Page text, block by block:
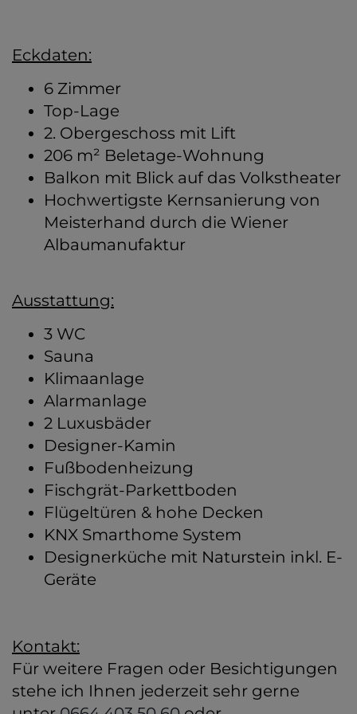
Eckdaten:
6 Zimmer
Top-Lage
2. Obergeschoss mit Lift
206 m² Beletage-Wohnung
Balkon mit Blick auf das Volkstheater
Hochwertigste Kernsanierung von
Meisterhand durch die Wiener
Albaumanufaktur
Ausstattung:
3 WC
Sauna
Klimaanlage
Alarmanlage
2 Luxusbäder
Designer-Kamin
Fußbodenheizung
Fischgrät-Parkettboden
Flügeltüren & hohe Decken
KNX Smarthome System
Designerküche mit Naturstein inkl. E-
Geräte
Kontakt:
Für weitere Fragen oder Besichtigungen
stehe ich Ihnen jederzeit sehr gerne